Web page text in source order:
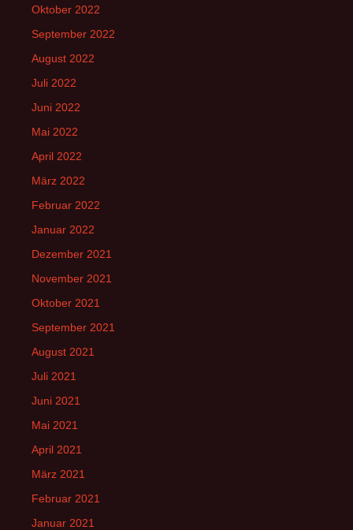
Oktober 2022
September 2022
August 2022
Juli 2022
Juni 2022
Mai 2022
April 2022
März 2022
Februar 2022
Januar 2022
Dezember 2021
November 2021
Oktober 2021
September 2021
August 2021
Juli 2021
Juni 2021
Mai 2021
April 2021
März 2021
Februar 2021
Januar 2021